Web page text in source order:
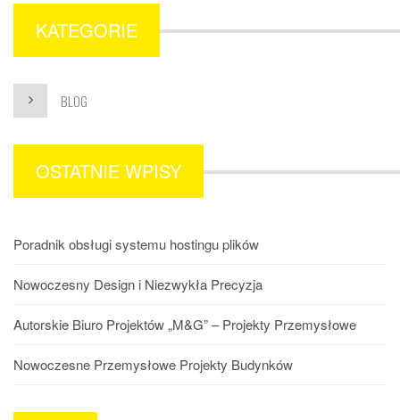
KATEGORIE
BLOG
OSTATNIE WPISY
Poradnik obsługi systemu hostingu plików
Nowoczesny Design i Niezwykła Precyzja
Autorskie Biuro Projektów „M&G” – Projekty Przemysłowe
Nowoczesne Przemysłowe Projekty Budynków